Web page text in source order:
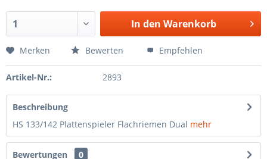
In den Warenkorb
Merken Bewerten Empfehlen
Artikel-Nr.: 2893
Beschreibung
HS 133/142 Plattenspieler Flachriemen Dual mehr
Bewertungen
0